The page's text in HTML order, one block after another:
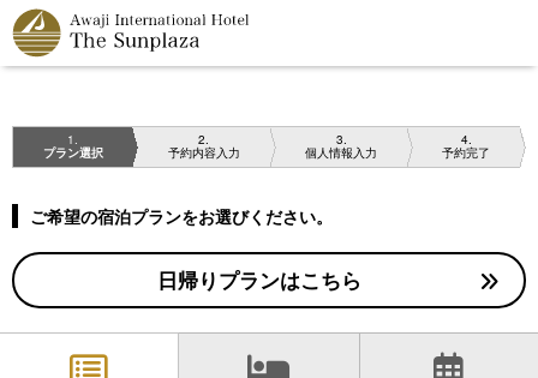
1
プラン選択
2
予約内容入力
3
個人情報入力
4
予約完了
ご希望の宿泊プランをお選びください。
日帰りプランはこちら